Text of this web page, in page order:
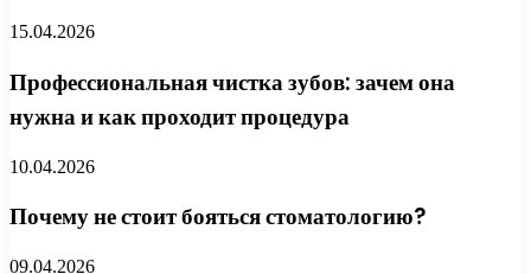
15.04.2026
Профессиональная чистка зубов: зачем она
нужна и как проходит процедура
10.04.2026
Почему не стоит бояться стоматологию?
09.04.2026